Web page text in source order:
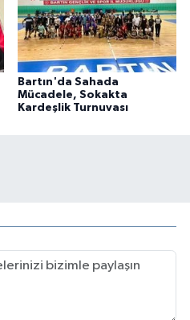
Bartın'da Sahada
Mücadele, Sokakta
Kardeşlik Turnuvası